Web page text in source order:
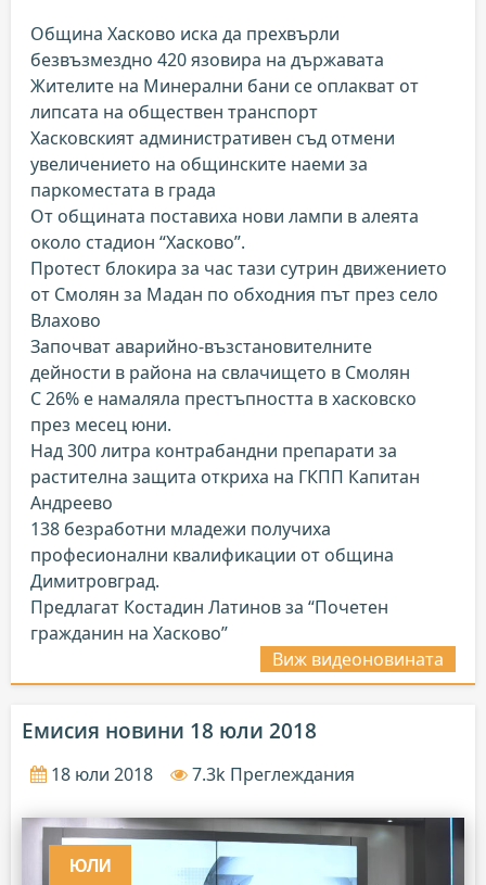
Община Хасково иска да прехвърли
безвъзмездно 420 язовира на държавата
Жителите на Минерални бани се оплакват от
липсата на обществен транспорт
Хасковският административен съд отмени
увеличението на общинските наеми за
паркоместата в града
От общината поставиха нови лампи в алеята
около стадион “Хасково”.
Протест блокира за час тази сутрин движението
от Смолян за Мадан по обходния път през село
Влахово
Започват аварийно-възстановителните
дейности в района на свлачището в Смолян
С 26% е намаляла престъпността в хасковско
през месец юни.
Над 300 литра контрабандни препарати за
растителна защита откриха на ГКПП Капитан
Андреево
138 безработни младежи получиха
професионални квалификации от община
Димитровград.
Предлагат Костадин Латинов за “Почетен
гражданин на Хасково”
Виж видеоновината
Емисия новини 18 юли 2018
18 юли 2018 7.3k Преглеждания
ЮЛИ